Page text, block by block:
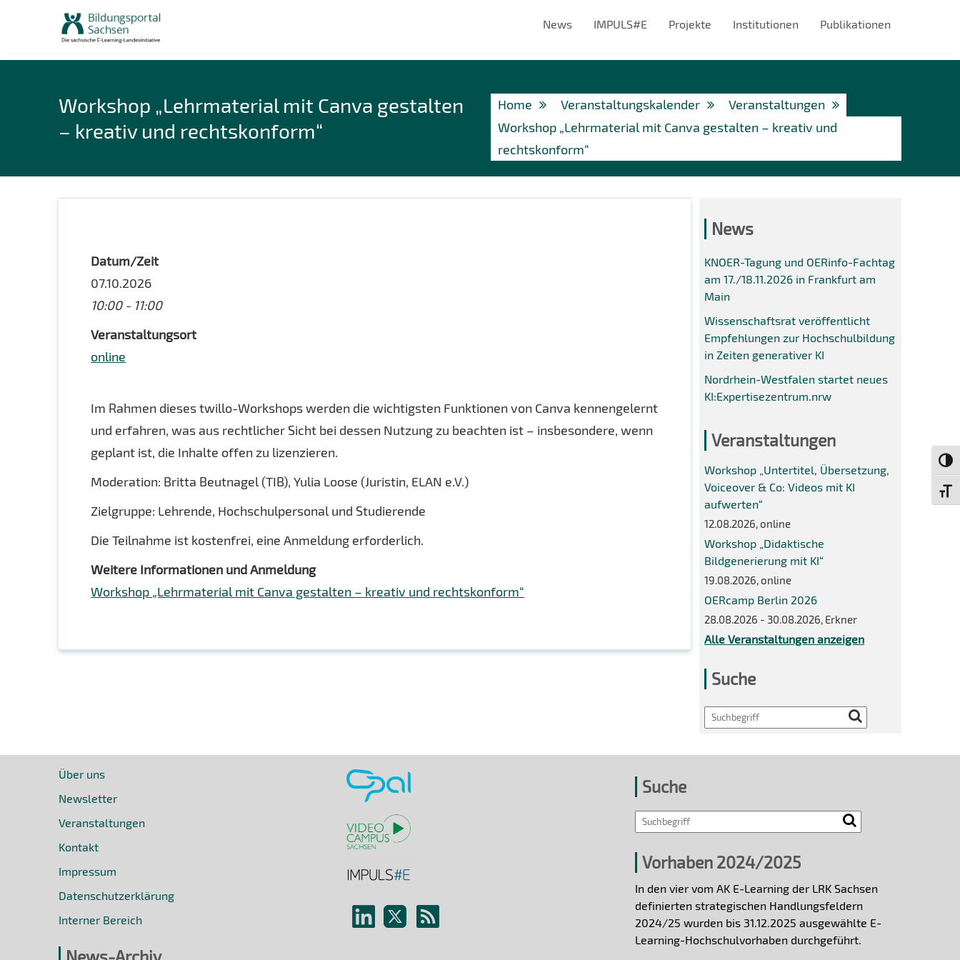
News IMPULS#E Projekte Institutionen Publikationen
Workshop „Lehrmaterial mit Canva gestalten
– kreativ und rechtskonform“
Home Veranstaltungskalender
Veranstaltungen
Workshop „Lehrmaterial mit Canva gestalten – kreativ und
rechtskonform“
Datum/Zeit
07.10.2026
10:00 - 11:00
Veranstaltungsort
online
Im Rahmen dieses twillo-Workshops werden die wichtigsten Funktionen von Canva kennengelernt
und erfahren, was aus rechtlicher Sicht bei dessen Nutzung zu beachten ist – insbesondere, wenn
geplant ist, die Inhalte offen zu lizenzieren.
Moderation: Britta Beutnagel (TIB), Yulia Loose (Juristin, ELAN e.V.)
Zielgruppe: Lehrende, Hochschulpersonal und Studierende
Die Teilnahme ist kostenfrei, eine Anmeldung erforderlich.
Weitere Informationen und Anmeldung
Workshop „Lehrmaterial mit Canva gestalten – kreativ und rechtskonform“
News
KNOER-Tagung und OERinfo-Fachtag
am 17./18.11.2026 in Frankfurt am
Main
Wissenschaftsrat veröffentlicht
Empfehlungen zur Hochschulbildung
in Zeiten generativer KI
Nordrhein-Westfalen startet neues
KI:Expertisezentrum.nrw
Veranstaltungen
Workshop „Untertitel, Übersetzung,
Voiceover & Co: Videos mit KI
aufwerten“
12.08.2026, online
Workshop „Didaktische
Bildgenerierung mit KI“
19.08.2026, online
OERcamp Berlin 2026
28.08.2026 - 30.08.2026, Erkner
Alle Veranstaltungen anzeigen
Suche
Search
Über uns
Newsletter
Veranstaltungen
Kontakt
Impressum
Datenschutzerklärung
Interner Bereich
Suche
Vorhaben 2024/2025
In den vier vom AK E-Learning der LRK Sachsen
definierten strategischen Handlungsfeldern
2024/25 wurden bis 31.12.2025 ausgewählte E-
Learning-Hochschulvorhaben durchgeführt.